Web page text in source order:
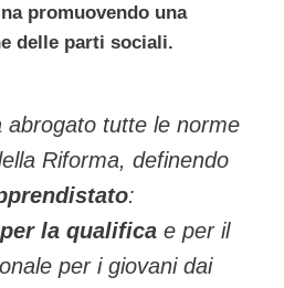
promuovendo una
delle parti sociali.
abrogato tutte le norme
Riforma, definendo
:
la qualifica e per il
per i giovani dai